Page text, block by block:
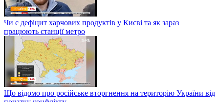
Чи є дефіцит харчових продуктів у Києві та як зараз
працюють станції метро
Що відомо про російське вторгнення на територію України від